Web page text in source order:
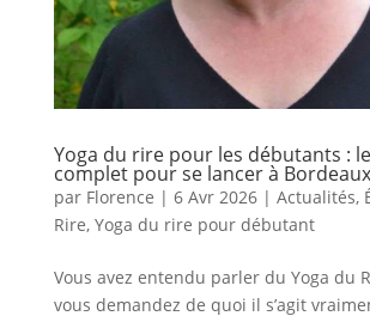
Yoga du rire pour les débutants :
complet pour se lancer à Bordeaux
par Florence | 6 Avr 2026| Actualités,
Rire, Yoga du rire pour débutant
Vous avez entendu parler du Yoga du
vous demandez de quoi il s’agit